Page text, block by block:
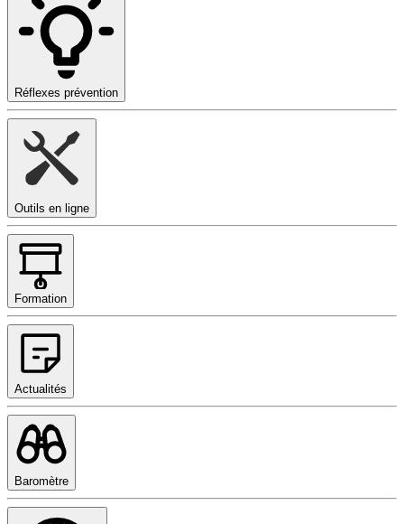
Réflexes prévention
Outils en ligne
Formation
Actualités
Baromètre